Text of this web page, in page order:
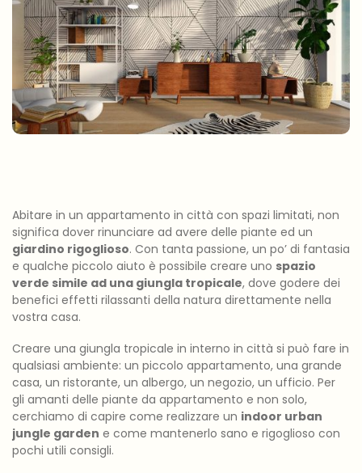
Abitare in un appartamento in città con spazi limitati, non
significa dover rinunciare ad avere delle piante ed un
giardino rigoglioso. Con tanta passione, un po’ di fantasia
e qualche piccolo aiuto è possibile creare uno spazio
verde simile ad una giungla tropicale, dove godere dei
benefici effetti rilassanti della natura direttamente nella
vostra casa.
Creare una giungla tropicale in interno in città si può fare in
qualsiasi ambiente: un piccolo appartamento, una grande
casa, un ristorante, un albergo, un negozio, un ufficio. Per
gli amanti delle piante da appartamento e non solo,
cerchiamo di capire come realizzare un indoor urban
jungle garden e come mantenerlo sano e rigoglioso con
pochi utili consigli.